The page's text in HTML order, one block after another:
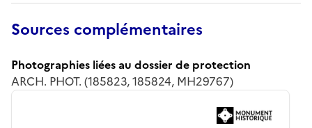
Sources complémentaires
Photographies liées au dossier de protection
ARCH. PHOT. (185823, 185824, MH29767)